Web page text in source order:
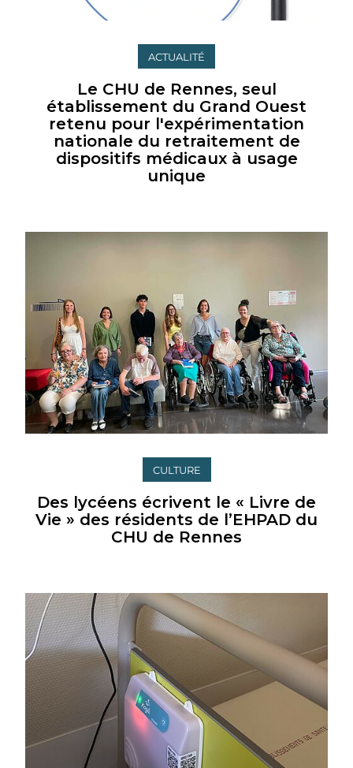
ACTUALITÉ
Le CHU de Rennes, seul
établissement du Grand Ouest
retenu pour l'expérimentation
nationale du retraitement de
dispositifs médicaux à usage
unique
CULTURE
Des lycéens écrivent le « Livre de
Vie » des résidents de l’EHPAD du
CHU de Rennes